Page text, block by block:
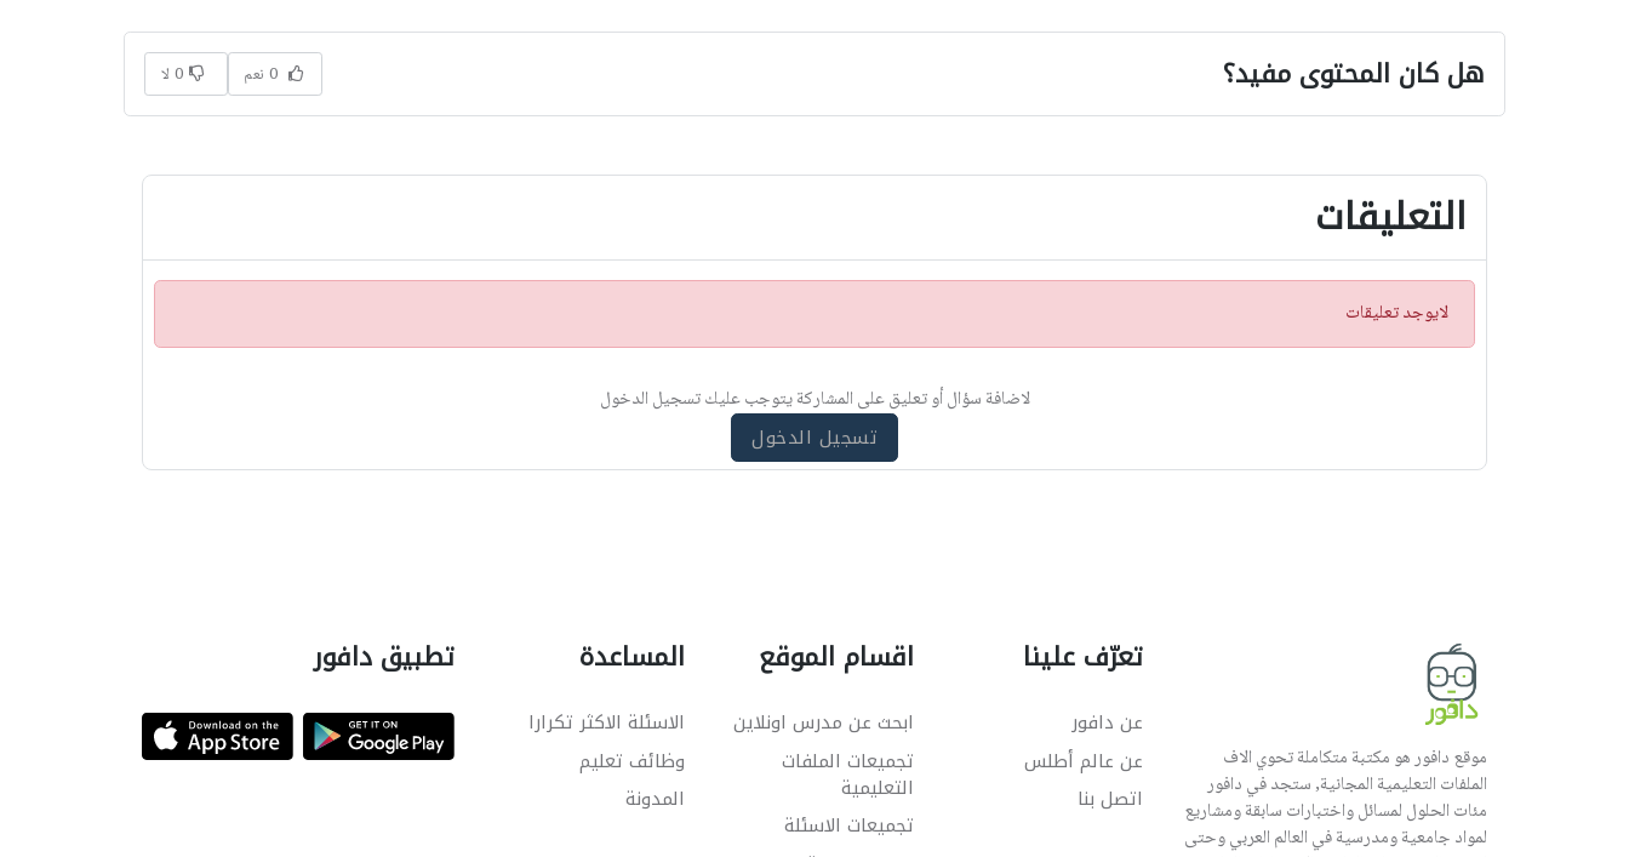
هل كان المحتوى مفيد؟ 0 نعم 0 لا
التعليقات
ت
ن
لايوجد تعليقات
لاضافة سؤال أو تعليق على المشاركة يتوجب عليك تسجيل الدخول
تسجيل الدخول
موقع دافور هو مكتبة متكاملة تحوي الاف
الملفات التعليمية المجانية, ستجد في دافور
مئات الحلول لمسائل واختبارات سابقة ومشاريع
لمواد جامعية ومدرسية في العالم العربي وحتى
تعرّف علينا
عن دافور
عن عالم أطلس
اتصل بنا
اقسام الموقع
ابحث عن مدرس اونلاين
تجميعات الملفات
التعليمية
تجميعات الاسئلة
المساعدة
الاسئلة الاكثر تكرارا
وظائف تعليم
المدونة
تطبيق دافور